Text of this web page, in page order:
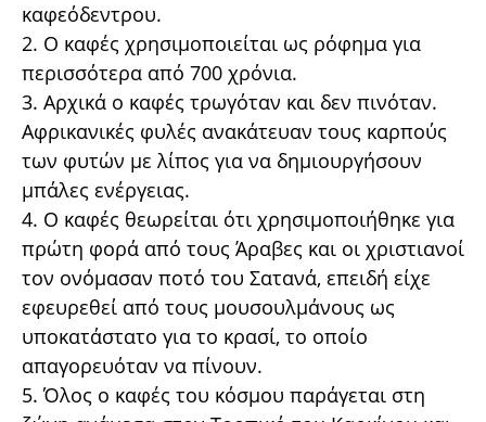
καφεόδεντρου.
2. Ο καφές χρησιμοποιείται ως ρόφημα για
περισσότερα από 700 χρόνια.
3. Αρχικά ο καφές τρωγόταν και δεν πινόταν.
Αφρικανικές φυλές ανακάτευαν τους καρπούς
των φυτών με λίπος για να δημιουργήσουν
μπάλες ενέργειας.
4. Ο καφές θεωρείται ότι χρησιμοποιήθηκε για
πρώτη φορά από τους Άραβες και οι χριστιανοί
τον ονόμασαν ποτό του Σατανά, επειδή είχε
εφευρεθεί από τους μουσουλμάνους ως
υποκατάστατο για το κρασί, το οποίο
απαγορευόταν να πίνουν.
5. Όλος ο καφές του κόσμου παράγεται στη